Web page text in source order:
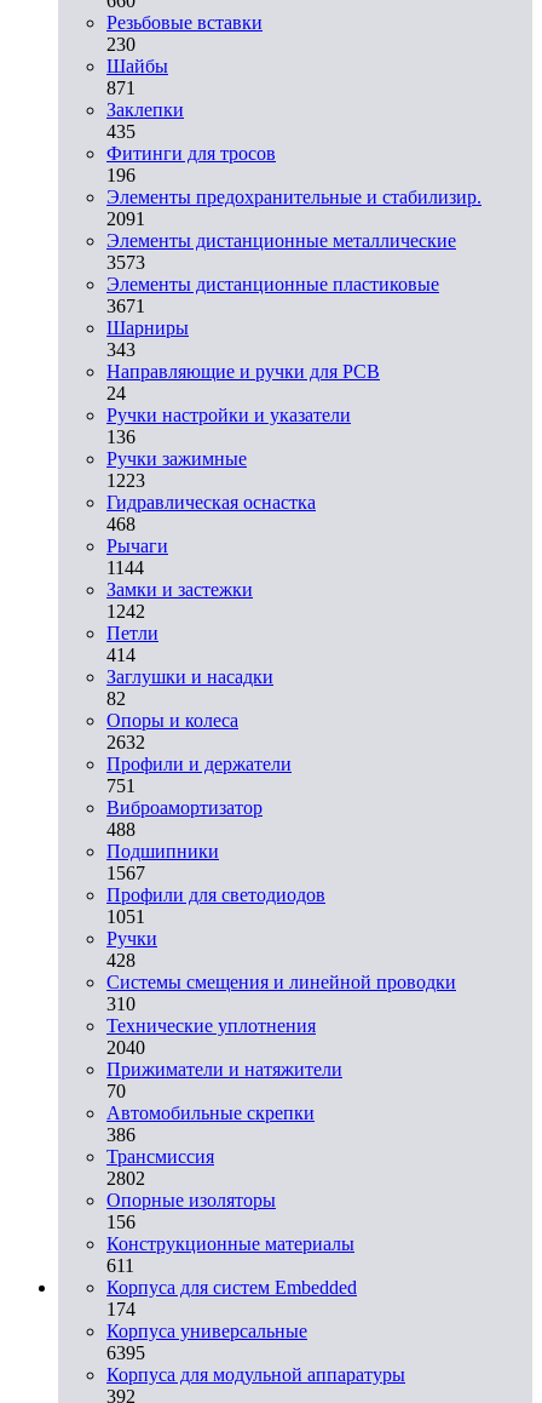
Резьбовые вставки
230
Шайбы
871
Заклепки
435
Фитинги для тросов
196
Элементы предохранительные и стабилизир.
2091
Элементы дистанционные металлические
3573
Элементы дистанционные пластиковые
3671
Шарниры
343
Направляющие и ручки для PCB
24
Ручки настройки и указатели
136
Ручки зажимные
1223
Гидравлическая оснастка
468
Рычаги
1144
Замки и застежки
1242
Петли
414
Заглушки и насадки
82
Опоры и колеса
2632
Профили и держатели
751
Виброамортизатор
488
Подшипники
1567
Профили для светодиодов
1051
Ручки
428
Системы смещения и линейной проводки
310
Технические уплотнения
2040
Прижиматели и натяжители
70
Автомобильные скрепки
386
Трансмиссия
2802
Опорные изоляторы
156
Конструкционные материалы
611
Корпуса для систем Embedded
174
Корпуса универсальные
6395
Корпуса для модульной аппаратуры
392